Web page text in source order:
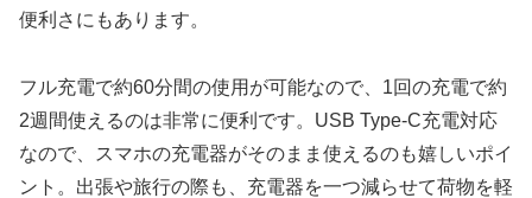
便利さにもあります。
フル充電で約60分間の使用が可能なので、1回の充電で約
2週間使えるのは非常に便利です。USB Type-C充電対応
なので、スマホの充電器がそのまま使えるのも嬉しいポイ
ント。出張や旅行の際も、充電器を一つ減らせて荷物を軽